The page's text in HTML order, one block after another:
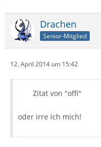
Drachen
Senior-Mitglied
12. April 2014 um 15:42
Zitat von "offi"
oder irre ich mich!